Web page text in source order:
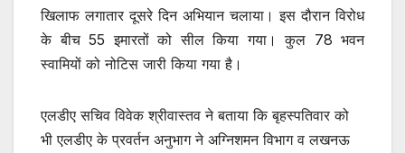
खिलाफ लगातार दूसरे दिन अभियान चलाया। इस दौरान विरोध
के बीच 55 इमारतों को सील किया गया। कुल 78 भवन
स्वामियों को नोटिस जारी किया गया है।
एलडीए सचिव विवेक श्रीवास्तव ने बताया कि बृहस्पतिवार को
भी एलडीए के प्रवर्तन अनुभाग ने अग्निशमन विभाग व लखनऊ